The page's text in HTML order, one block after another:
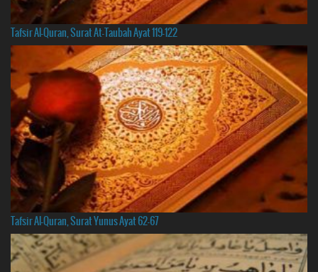
Tafsir Al-Quran, Surat At-Taubah Ayat 119-122
Tafsir Al-Quran, Surat Yunus Ayat 62-67